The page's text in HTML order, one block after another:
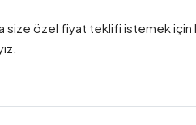
size özel fiyat teklifi istemek için